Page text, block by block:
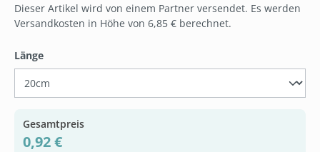
Dieser Artikel wird von einem Partner versendet. Es werden
Versandkosten in Höhe von 6,85 € berechnet.
Längeauswählen
Gesamtpreis
0,92 €